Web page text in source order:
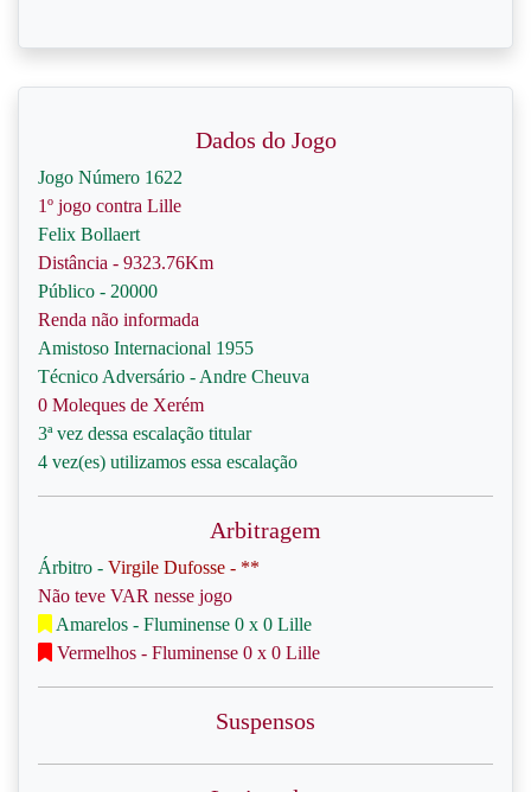
Dados do Jogo
Jogo Número 1622
1º jogo contra Lille
Felix Bollaert
Distância - 9323.76Km
Público - 20000
Renda não informada
Amistoso Internacional 1955
Técnico Adversário - Andre Cheuva
0 Moleques de Xerém
3ª vez dessa escalação titular
4 vez(es) utilizamos essa escalação
Arbitragem
Árbitro - Virgile Dufosse - **
Não teve VAR nesse jogo
Amarelos - Fluminense 0 x 0 Lille
Vermelhos - Fluminense 0 x 0 Lille
Suspensos